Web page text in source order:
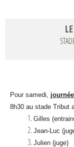
LE
Pour samedi,
8h30 au stade Tribut
Gilles
Jean-Luc
Julien (juge)